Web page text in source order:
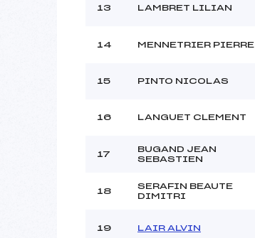
13 LAMBRET LILIAN
14 MENNETRIER PIERRE
15 PINTO NICOLAS
16 LANGUET CLEMENT
17
BUGAND JEAN
SEBASTIEN
18
SERAFIN BEAUTE
DIMITRI
19 LAIR ALVIN